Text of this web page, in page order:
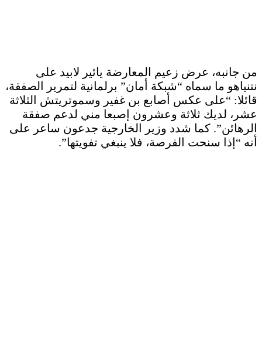
من جانبه، عرض زعيم المعارضة يائير لابيد على
نتنياهو ما سماه “شبكة أمان” برلمانية لتمرير الصفقة،
قائلا: “على عكس أصابع بن غفير وسموتريتش الثلاثة
عشر، لديك ثلاثة وعشرون إصبعا مني لدعم صفقة
الرهائن”. كما شدد وزير الخارجية جدعون ساعر على
أنه “إذا سنحت الفرصة، فلا ينبغي تفويتها”.